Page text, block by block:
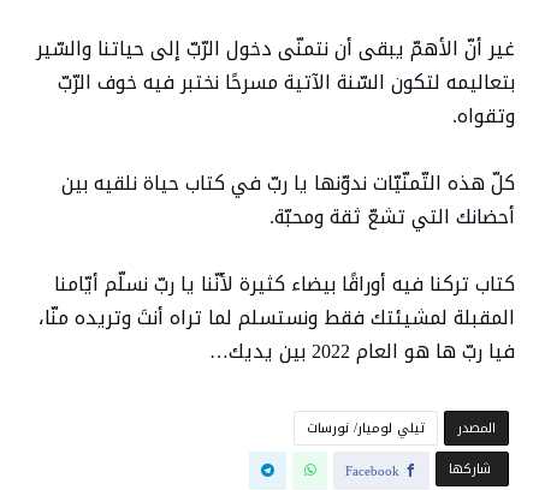
غير أنّ الأهمّ يبقى أن نتمنّى دخول الرّبّ إلى حياتنا والسّير
بتعاليمه لتكون السّنة الآتية مسرحًا نختبر فيه خوف الرّبّ
وتقواه.
كلّ هذه التّمنّيّات ندوّنها يا ربّ في كتاب حياة نلقيه بين
أحضانك التي تشعّ ثقة ومحبّة.
كتاب تركنا فيه أوراقًا بيضاء كثيرة لأنّنا يا ربّ نسلّم أيّامنا
المقبلة لمشيئتك فقط ونستسلم لما تراه أنتَ وتريده منّا،
فيا ربّ ها هو العام 2022 بين يديك…
‫المصدر‬
تيلي لوميار/ نورسات
‫‫ شاركها‬
Facebook